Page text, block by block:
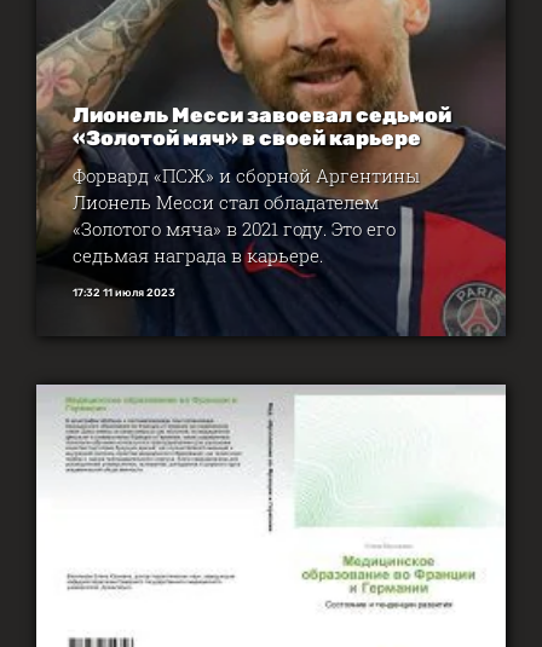
Лионель Месси завоевал седьмой
«Золотой мяч» в своей карьере
Форвард «ПСЖ» и сборной Аргентины
Лионель Месси стал обладателем
«Золотого мяча» в 2021 году. Это его
седьмая награда в карьере.
17:32 11 июля 2023